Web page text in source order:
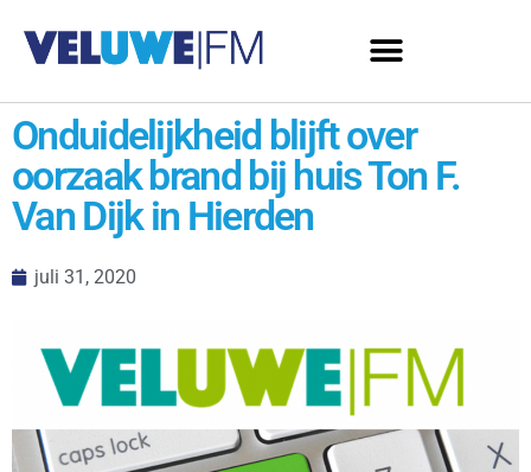
Onduidelijkheid blijft over
oorzaak brand bij huis Ton F.
Van Dijk in Hierden
juli 31, 2020